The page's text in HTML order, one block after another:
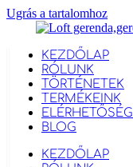
Ugrás a tartalomhoz
KEZDŐLAP
RÓLUNK
TÖRTÉNETEK
TERMÉKEINK
BLOG
KEZDŐLAP